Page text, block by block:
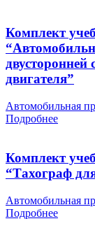
Комплект
двигателя”
Автомобильная
Подробнее
Комплект
“Тахограф
Автомобильная
Подробнее